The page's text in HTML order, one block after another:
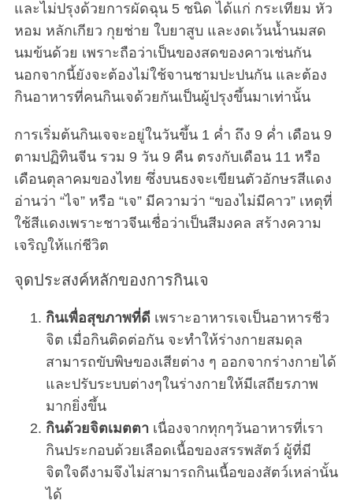
และไม่ปรุงด้วยการผัดฉุน 5 ชนิด ได้แก่ กระเทียม หัว
หอม หลักเกียว กุยช่าย ใบยาสูบ และงดเว้นน้ำนมสด
นมข้นด้วย เพราะถือว่าเป็นของสดของคาวเช่นกัน
นอกจากนี้ยังจะต้องไม่ใช้จานชามปะปนกัน และต้อง
กินอาหารที่คนกินเจด้วยกันเป็นผู้ปรุงขึ้นมาเท่านั้น
การเริ่มต้นกินเจจะอยู่ในวันขึ้น 1 ค่ำ ถึง 9 ค่ำ เดือน 9
ตามปฏิทินจีน รวม 9 วัน 9 คืน ตรงกับเดือน 11 หรือ
เดือนตุลาคมของไทย ซึ่งบนธงจะเขียนตัวอักษรสีแดง
อ่านว่า “ไจ” หรือ “เจ” มีความว่า “ของไม่มีคาว” เหตุที่
ใช้สีแดงเพราะชาวจีนเชื่อว่าเป็นสีมงคล สร้างความ
เจริญให้แก่ชีวิต
จุดประสงค์หลักของการกินเจ
กินเพื่อสุขภาพที่ดี เพราะอาหารเจเป็นอาหารชีว
จิต เมื่อกินติดต่อกัน จะทำให้ร่างกายสมดุล
สามารถขับพิษของเสียต่าง ๆ ออกจากร่างกายได้
และปรับระบบต่างๆในร่างกายให้มีเสถียรภาพ
มากยิ่งขึ้น
กินด้วยจิตเมตตาเนื่องจากทุกๆวันอาหารที่เรา
กินประกอบด้วยเลือดเนื้อของสรรพสัตว์ ผู้ที่มี
จิตใจดีงามจึงไม่สามารถกินเนื้อของสัตว์เหล่านั้น
ได้